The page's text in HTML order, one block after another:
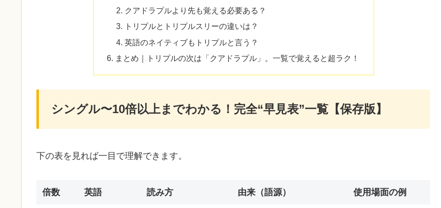
クアドラプルより先も覚える必要ある？
トリプルとトリプルスリーの違いは？
英語のネイティブもトリプルと言う？
まとめ｜トリプルの次は「クアドラプル」。一覧で覚えると超ラク！
シングル〜10倍以上までわかる！完全“早見表”一覧【保存版】
下の表を見れば一目で理解できます。
倍数 英語 読み方 由来（語源） 使用場面の例